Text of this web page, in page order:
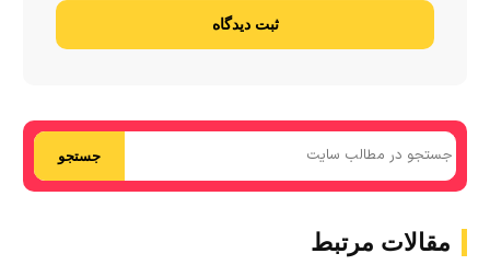
ثبت دیدگاه
جستجو
مقالات مرتبط